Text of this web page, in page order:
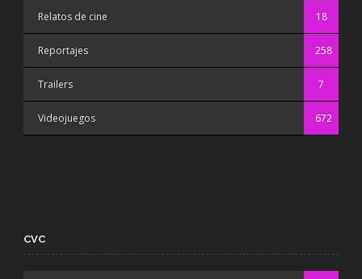
Relatos de cine 18
Reportajes 258
Trailers 7
Videojuegos 672
CVC